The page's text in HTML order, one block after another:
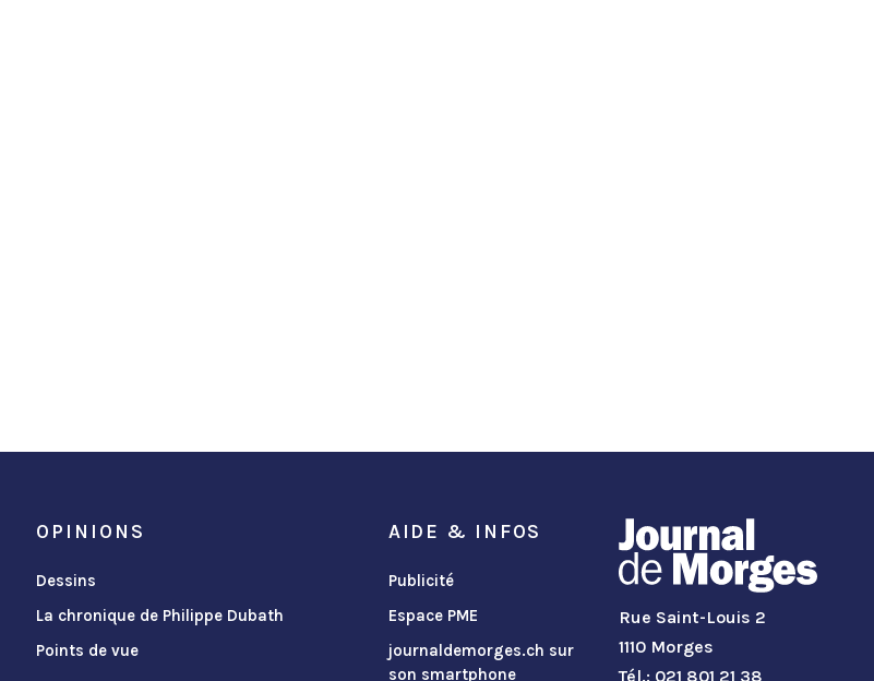
OPINIONS
Dessins
La chronique de Philippe Dubath
Points de vue
AIDE & INFOS
Publicité
Espace PME
journaldemorges.ch sur
son smartphone
Rue Saint-Louis 2
1110 Morges
Tél.: 021 801 21 38